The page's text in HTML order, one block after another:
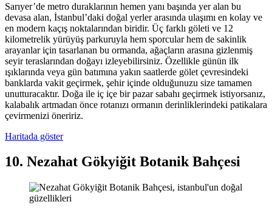
Sarıyer’de metro duraklarının hemen yanı başında yer alan bu
devasa alan, İstanbul’daki doğal yerler arasında ulaşımı en kolay ve
en modern kaçış noktalarından biridir. Üç farklı göleti ve 12
kilometrelik yürüyüş parkuruyla hem sporcular hem de sakinlik
arayanlar için tasarlanan bu ormanda, ağaçların arasına gizlenmiş
seyir teraslarından doğayı izleyebilirsiniz. Özellikle günün ilk
ışıklarında veya gün batımına yakın saatlerde gölet çevresindeki
banklarda vakit geçirmek, şehir içinde olduğunuzu size tamamen
unutturacaktır. Doğa ile iç içe bir pazar sabahı geçirmek istiyorsanız,
kalabalık artmadan önce rotanızı ormanın derinliklerindeki patikalara
çevirmenizi öneririz.
Haritada göster
10. Nezahat Gökyiğit Botanik Bahçesi